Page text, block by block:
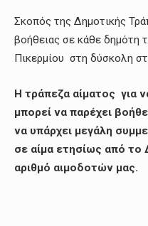
Σκοπός της Δημοτικής
βοήθειας σε κάθε δημότη
Πικερμίου στη δύσκολη
Η τράπεζα αίματος για
μπορεί να παρέχει
να υπάρχει μεγάλη
σε αίμα ετησίως από το
αριθμό αιμοδοτών μας.